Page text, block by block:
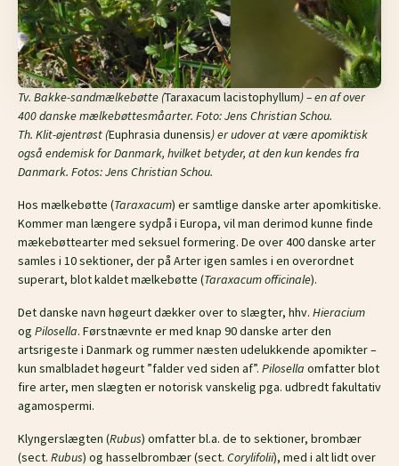
Tv. Bakke-sandmælkebøtte (Taraxacum lacistophyllum) – en af over
400 danske mælkebøttesmåarter. Foto: Jens Christian Schou.
Th. Klit-øjentrøst (Euphrasia dunensis) er udover at være apomiktisk
også endemisk for Danmark, hvilket betyder, at den kun kendes fra
Danmark. Fotos: Jens Christian Schou.
Hos mælkebøtte (Taraxacum) er samtlige danske arter apomkitiske.
Kommer man længere sydpå i Europa, vil man derimod kunne finde
mækebøttearter med seksuel formering. De over 400 danske arter
samles i 10 sektioner, der på Arter igen samles i en overordnet
superart, blot kaldet mælkebøtte (Taraxacum officinale).
Det danske navn høgeurt dækker over to slægter, hhv. Hieracium
og Pilosella. Førstnævnte er med knap 90 danske arter den
artsrigeste i Danmark og rummer næsten udelukkende apomikter –
kun smalbladet høgeurt ”falder ved siden af”. Pilosella omfatter blot
fire arter, men slægten er notorisk vanskelig pga. udbredt fakultativ
agamospermi.
Klyngerslægten (Rubus) omfatter bl.a. de to sektioner, brombær
(sect. Rubus) og hasselbrombær (sect. Corylifolii), med i alt lidt over